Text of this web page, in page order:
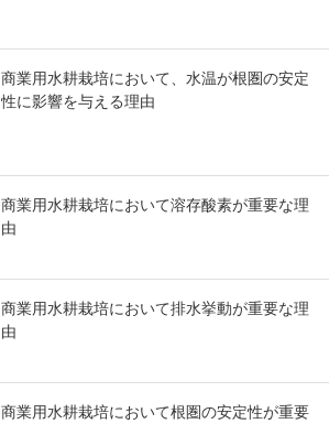
商業用水耕栽培において、水温が根圏の安定
性に影響を与える理由
商業用水耕栽培において溶存酸素が重要な理
由
商業用水耕栽培において排水挙動が重要な理
由
商業用水耕栽培において根圏の安定性が重要